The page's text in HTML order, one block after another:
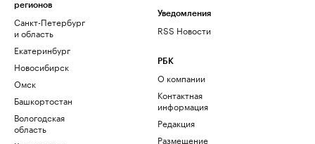
регионов
Санкт-Петербург
и область
Екатеринбург
Новосибирск
Омск
Башкортостан
Вологодская
область
Уведомления
RSS Новости
РБК
О компании
Контактная
информация
Редакция
Размещение